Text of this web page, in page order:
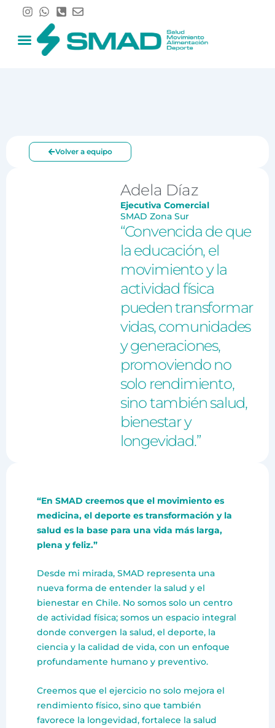
contenido
Volver a equipo
Adela Díaz
Ejecutiva Comercial
SMAD Zona Sur
“Convencida de que
la educación, el
movimiento y la
actividad física
pueden transformar
vidas, comunidades
y generaciones,
promoviendo no
solo rendimiento,
sino también salud,
bienestar y
longevidad.”
“En SMAD creemos que el movimiento es
medicina, el deporte es transformación y la
salud es la base para una vida más larga,
plena y feliz.”
Desde mi mirada, SMAD representa una
nueva forma de entender la salud y el
bienestar en Chile. No somos solo un centro
de actividad física; somos un espacio integral
donde convergen la salud, el deporte, la
ciencia y la calidad de vida, con un enfoque
profundamente humano y preventivo.
Creemos que el ejercicio no solo mejora el
rendimiento físico, sino que también
favorece la longevidad, fortalece la salud